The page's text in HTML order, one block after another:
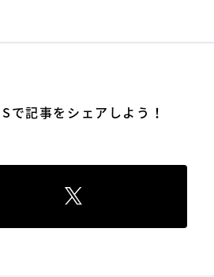
で記事をシェアしよう！